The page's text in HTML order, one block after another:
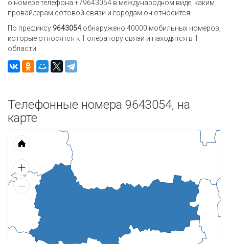
о номере телефона +79643054 в международном виде, каким
провайдерам сотовой связи и городам он относится.
По префиксу 9643054 обнаружено 40000 мобильных номеров,
которые относятся к 1 оператору связи и находятся в 1
области.
Телефонные номера 9643054, на
карте